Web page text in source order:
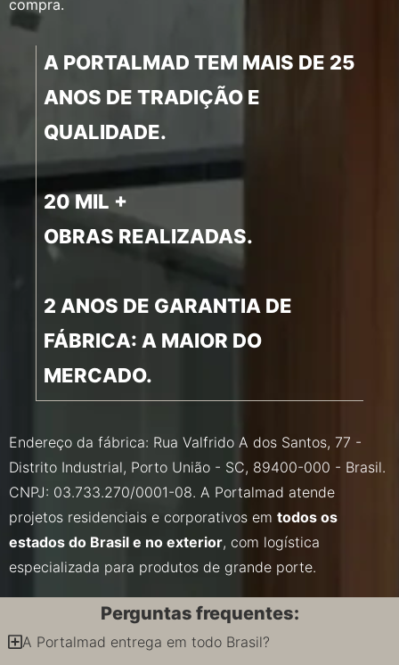
compra.
A PORTALMAD TEM MAIS DE 25
ANOS DE TRADIÇÃO E
QUALIDADE.
20 MIL +
OBRAS REALIZADAS.
2 ANOS DE GARANTIA DE
FÁBRICA: A MAIOR DO
MERCADO.
Endereço da fábrica: Rua Valfrido A dos Santos, 77 -
Distrito Industrial, Porto União - SC, 89400-000 - Brasil.
CNPJ: 03.733.270/0001-08. A Portalmad atende
projetos residenciais e corporativos em todos os
estados do Brasil e no exterior, com logística
especializada para produtos de grande porte.
Perguntas frequentes:
A Portalmad entrega em todo Brasil?